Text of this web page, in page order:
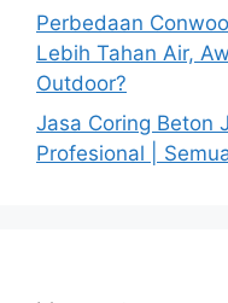
Perbedaan
Lebih Tahan Air,
Outdoor?
Jasa Coring Beton
Profesional |